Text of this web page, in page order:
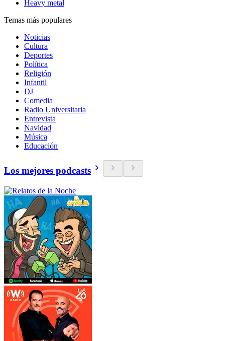
Heavy metal
Temas más populares
Noticias
Cultura
Deportes
Política
Religión
Infantil
DJ
Comedia
Radio Universitaria
Entrevista
Navidad
Música
Educación
Los mejores podcasts